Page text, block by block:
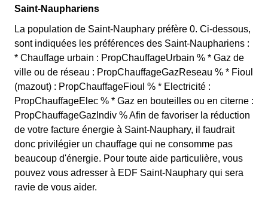
Saint-Nauphariens
La population de Saint-Nauphary préfère 0. Ci-dessous,
sont indiquées les préférences des Saint-Nauphariens :
* Chauffage urbain : PropChauffageUrbain % * Gaz de
ville ou de réseau : PropChauffageGazReseau % * Fioul
(mazout) : PropChauffageFioul % * Electricité :
PropChauffageElec % * Gaz en bouteilles ou en citerne :
PropChauffageGazIndiv % Afin de favoriser la réduction
de votre facture énergie à Saint-Nauphary, il faudrait
donc privilégier un chauffage qui ne consomme pas
beaucoup d'énergie. Pour toute aide particulière, vous
pouvez vous adresser à EDF Saint-Nauphary qui sera
ravie de vous aider.